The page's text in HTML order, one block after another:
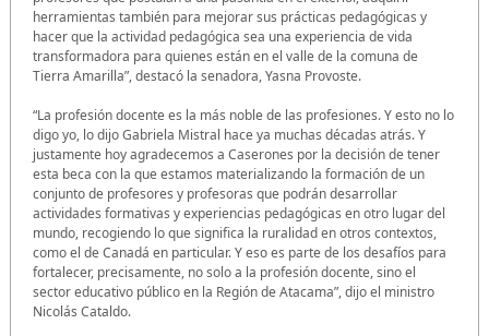
herramientas también para mejorar sus prácticas pedagógicas y
hacer que la actividad pedagógica sea una experiencia de vida
transformadora para quienes están en el valle de la comuna de
Tierra Amarilla”, destacó la senadora, Yasna Provoste.
“La profesión docente es la más noble de las profesiones. Y esto no lo
digo yo, lo dijo Gabriela Mistral hace ya muchas décadas atrás. Y
justamente hoy agradecemos a Caserones por la decisión de tener
esta beca con la que estamos materializando la formación de un
conjunto de profesores y profesoras que podrán desarrollar
actividades formativas y experiencias pedagógicas en otro lugar del
mundo, recogiendo lo que significa la ruralidad en otros contextos,
como el de Canadá en particular. Y eso es parte de los desafíos para
fortalecer, precisamente, no solo a la profesión docente, sino el
sector educativo público en la Región de Atacama”, dijo el ministro
Nicolás Cataldo.